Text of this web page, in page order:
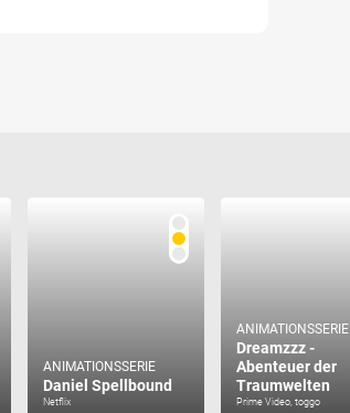
ANIMATIONSSERIE
Daniel Spellbound
Netflix
ANIMATIONSSERIE
Dreamzzz -
Abenteuer der
Traumwelten
Prime Video, toggo